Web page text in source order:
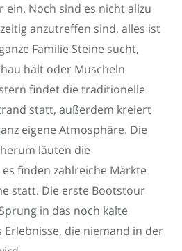
ein. Noch sind es nicht allzu
anzutreffen sind, alles ist
Familie Steine sucht,
hält oder Muscheln
findet die traditionelle
statt, außerdem kreiert
eigene Atmosphäre. Die
läuten die
finden zahlreiche Märkte
statt. Die erste Bootstour
in das noch kalte
Erlebnisse, die niemand in der